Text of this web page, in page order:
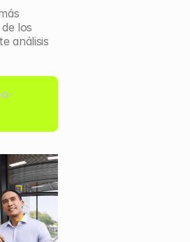
los
análisis